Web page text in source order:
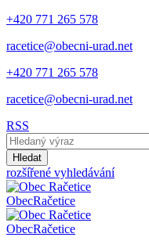
+420 771 265 578
racetice@obecni-urad.net
+420 771 265 578
racetice@obecni-urad.net
RSS
Hledat
rozšířené vyhledávání
ObecRačetice
ObecRačetice